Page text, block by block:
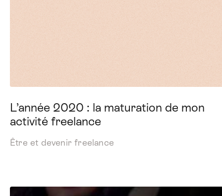
L’année 2020 : la maturation de mon
activité freelance
Être et devenir freelance